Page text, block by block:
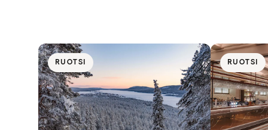
RUOTSI RUOTSI